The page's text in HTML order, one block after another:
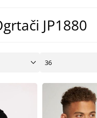
JP1880